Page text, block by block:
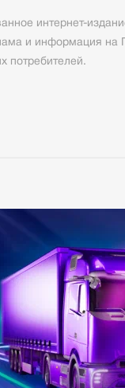
интернет-
и информация на
потребителей.